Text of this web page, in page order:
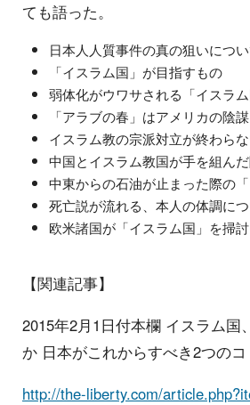
ても語った。
日本人人質事件の真の狙いにつ
「イスラム国」が目指すもの
弱体化がウワサされる「イスラ
「アラブの春」はアメリカの陰
イスラム教の宗派対立が終わら
中国とイスラム教国が手を組ん
中東からの石油が止まった際の「
死亡説が流れる、本人の体調に
欧米諸国が「イスラム国」を掃
【関連記事】
2015年2月1日付本欄 イスラム国
か 日本がこれからすべき2つのコ
http://the-liberty.com/